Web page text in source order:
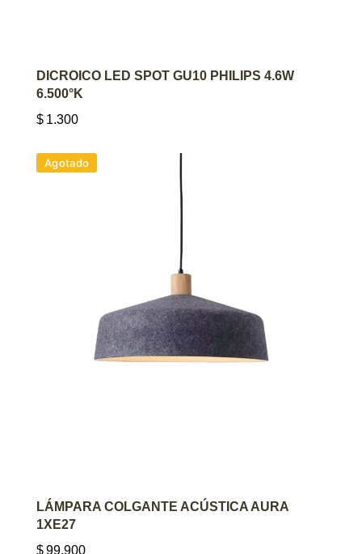
AGREGAR AL CARRITO
DICROICO LED SPOT GU10 PHILIPS 4.6W
6.500°K
$ 1.300
Agotado
AGREGAR AL CARRITO
LÁMPARA COLGANTE ACÚSTICA AURA
1XE27
$99.900